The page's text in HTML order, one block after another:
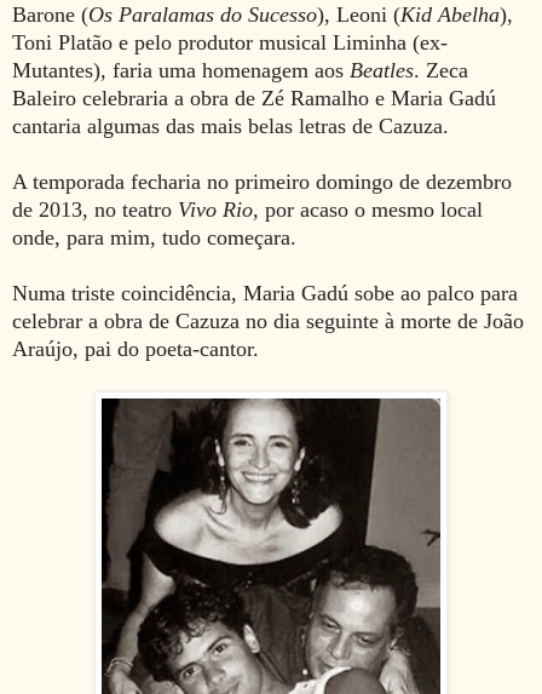
Barone (Os Paralamas do Sucesso), Leoni (Kid Abelha),
Toni Platão e pelo produtor musical Liminha (ex-
Mutantes), faria uma homenagem aos Beatles. Zeca
Baleiro celebraria a obra de Zé Ramalho e Maria Gadú
cantaria algumas das mais belas letras de Cazuza.
A temporada fecharia no primeiro domingo de dezembro
de 2013, no teatro Vivo Rio, por acaso o mesmo local
onde, para mim, tudo começara.
Numa triste coincidência, Maria Gadú sobe ao palco para
celebrar a obra de Cazuza no dia seguinte à morte de João
Araújo, pai do poeta-cantor.